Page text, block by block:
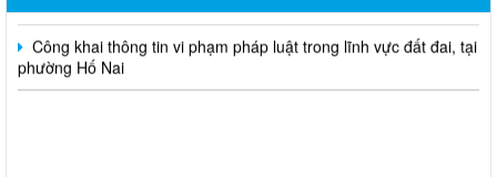
Công khai thông tin vi phạm pháp luật trong lĩnh vực đất đai, tại